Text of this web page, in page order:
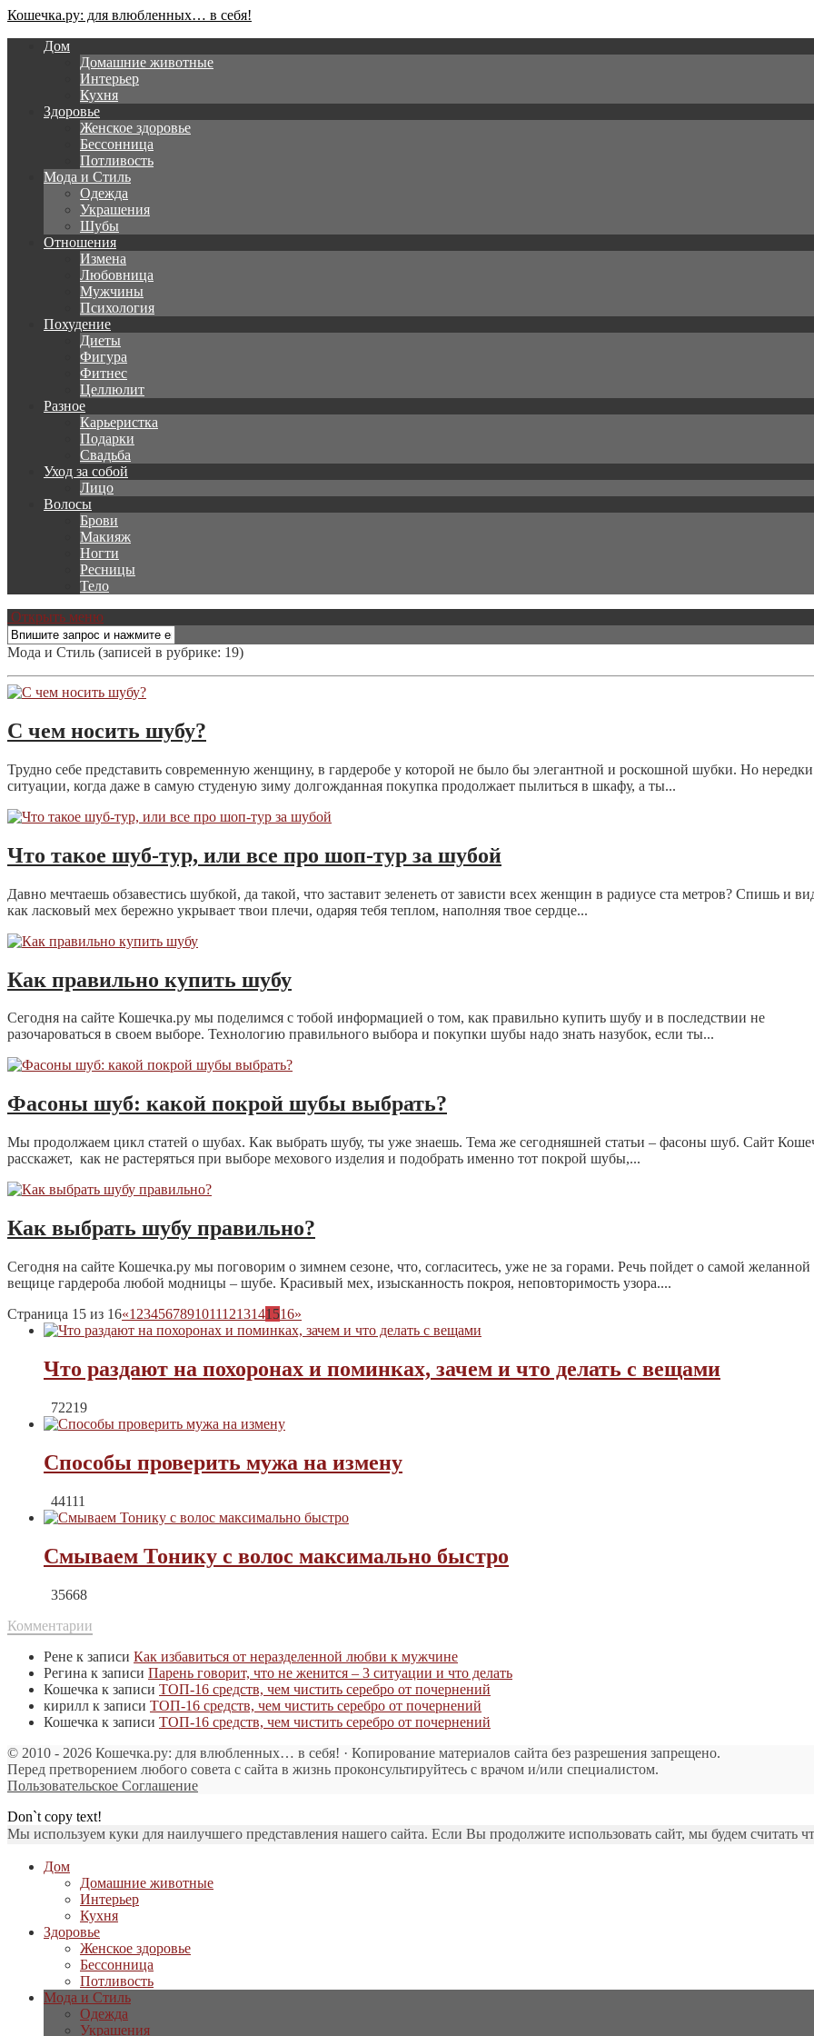
Кошечка.ру: для влюбленных… в себя!
Дом
Домашние животные
Интерьер
Кухня
Здоровье
Женское здоровье
Бессонница
Потливость
Мода и Стиль
Одежда
Украшения
Шубы
Отношения
Измена
Любовница
Мужчины
Психология
Похудение
Диеты
Фигура
Фитнес
Целлюлит
Разное
Карьеристка
Подарки
Свадьба
Уход за собой
Лицо
Волосы
Брови
Макияж
Ногти
Ресницы
Тело
Открыть меню
Мода и Стиль (записей в рубрике: 19)
С чем носить шубу?
Трудно себе представить современную женщину, в гардеробе у которой не было бы элегантной и роскошной шубки. Но нередки
ситуации, когда даже в самую студеную зиму долгожданная покупка продолжает пылиться в шкафу, а ты...
Что такое шуб-тур, или все про шоп-тур за шубой
Давно мечтаешь обзавестись шубкой, да такой, что заставит зеленеть от зависти всех женщин в радиусе ста метров? Спишь и
как ласковый мех бережно укрывает твои плечи, одаряя тебя теплом, наполняя твое сердце...
Как правильно купить шубу
Сегодня на сайте Кошечка.ру мы поделимся с тобой информацией о том, как правильно купить шубу и в последствии не
разочароваться в своем выборе. Технологию правильного выбора и покупки шубы надо знать назубок, если ты...
Фасоны шуб: какой покрой шубы выбрать?
Мы продолжаем цикл статей о шубах. Как выбрать шубу, ты уже знаешь. Тема же сегодняшней статьи – фасоны шуб. Сайт
расскажет, как не растеряться при выборе мехового изделия и подобрать именно тот покрой шубы,...
Как выбрать шубу правильно?
Сегодня на сайте Кошечка.ру мы поговорим о зимнем сезоне, что, согласитесь, уже не за горами. Речь пойдет о самой желанной
вещице гардероба любой модницы – шубе. Красивый мех, изысканность покроя, неповторимость узора....
Страница 15 из 16«1 2345678910111213141516»
Что раздают на похоронах и поминках, зачем и что делать с вещами
72219
Способы проверить мужа на измену
44111
Смываем Тонику с волос максимально быстро
35668
Комментарии
Рене к записи Как избавиться от неразделенной любви к мужчине
Регина к записи Парень говорит, что не женится – 3 ситуации и что делать
Кошечка к записи ТОП-16 средств, чем чистить серебро от почернений
кирилл к записи ТОП-16 средств, чем чистить серебро от почернений
Кошечка к записи ТОП-16 средств, чем чистить серебро от почернений
© 2010 - 2026 Кошечка.ру: для влюбленных… в себя! · Копирование материалов сайта без разрешения запрещено.
Перед претворением любого совета с сайта в жизнь проконсультируйтесь с врачом и/или специалистом.
Пользовательское Соглашение
Don`t copy text!
Мы используем куки для наилучшего представления нашего сайта. Если Вы продолжите использовать сайт, мы будем считать
Дом
Домашние животные
Интерьер
Кухня
Здоровье
Женское здоровье
Бессонница
Потливость
Мода и Стиль
Одежда
Украшения